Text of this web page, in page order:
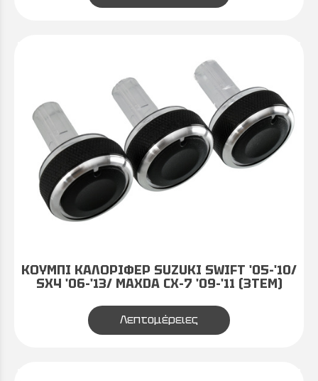
ΚΟΥΜΠΙ ΚΑΛΟΡΙΦΕΡ SUZUKI SWIFT '05-'10/
SX4 '06-'13/ MAXDA CX-7 '09-'11 (3ΤΕΜ)
Λεπτομέρειες